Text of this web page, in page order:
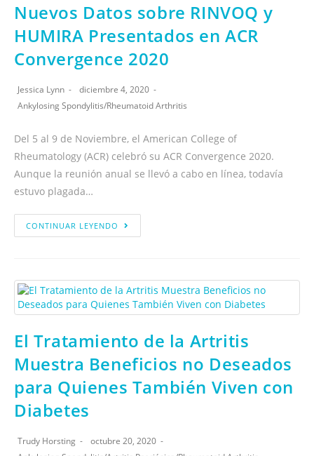
Nuevos Datos sobre RINVOQ y
HUMIRA Presentados en ACR
Convergence 2020
Jessica Lynn
diciembre 4, 2020
Ankylosing Spondylitis/Rheumatoid Arthritis
Del 5 al 9 de Noviembre, el American College of
Rheumatology (ACR) celebró su ACR Convergence 2020.
Aunque la reunión anual se llevó a cabo en línea, todavía
estuvo plagada…
CONTINUAR LEYENDO
El Tratamiento de la Artritis
Muestra Beneficios no Deseados
para Quienes También Viven con
Diabetes
Trudy Horsting
octubre 20, 2020